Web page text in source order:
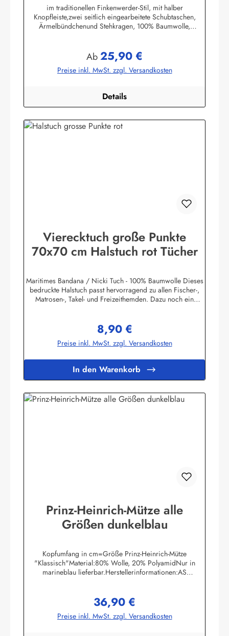
im traditionellen Finkenwerder-Stil, mit halber
Knopfleiste,zwei seitlich eingearbeitete Schubtaschen,
Ärmelbündchenund Stehkragen, 100% Baumwolle,
Wittmundinfo@modas-bekleidung.de
Regulärer Preis:
Ab25,90 €
Preise inkl. MwSt. zzgl. Versandkosten
Details
Vierecktuch große Punkte
70x70 cm Halstuch rot Tücher
Maritimes Bandana / Nicki Tuch - 100% Baumwolle Dieses
bedruckte Halstuch passt hervorragend zu allen Fischer-,
Matrosen-, Takel- und Freizeithemden. Dazu noch ein
Bekleidungswerk GmbHHeglitzer Str. 1226409
Wittmundinfo@modas-bekleidung.de
Regulärer Preis:
8,90 €
Preise inkl. MwSt. zzgl. Versandkosten
In den Warenkorb
Prinz-Heinrich-Mütze alle
Größen dunkelblau
Kopfumfang in cm=Größe Prinz-Heinrich-Mütze
"Klassisch"Material:80% Wolle, 20% PolyamidNur in
marineblau lieferbar.Herstellerinformationen:AS
Regulärer Preis:
36,90 €
Preise inkl. MwSt. zzgl. Versandkosten